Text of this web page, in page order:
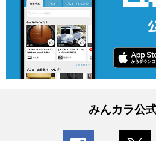
みんカラ公